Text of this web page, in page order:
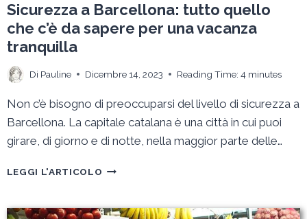
Sicurezza a Barcellona: tutto quello
che c’è da sapere per una vacanza
tranquilla
Di Pauline Dicembre 14, 2023 Reading Time: 4 minutes
Non c’è bisogno di preoccuparsi del livello di sicurezza a
Barcellona. La capitale catalana è una città in cui puoi
girare, di giorno e di notte, nella maggior parte delle…
LEGGI L'ARTICOLO SICUREZZA
TUTTO